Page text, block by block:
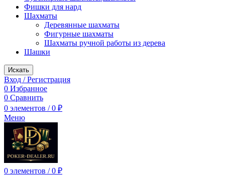
Фишки для нард
Шахматы
Деревянные шахматы
Фигурные шахматы
Шахматы ручной работы из дерева
Шашки
Искать
Вход / Регистрация
0 Избранное
0 Сравнить
0 элементов / 0 ₽
Меню
0 элементов / 0 ₽